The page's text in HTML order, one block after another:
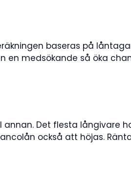
baseras på
en medsökande så öka
Det flesta långivare
också att höjas.